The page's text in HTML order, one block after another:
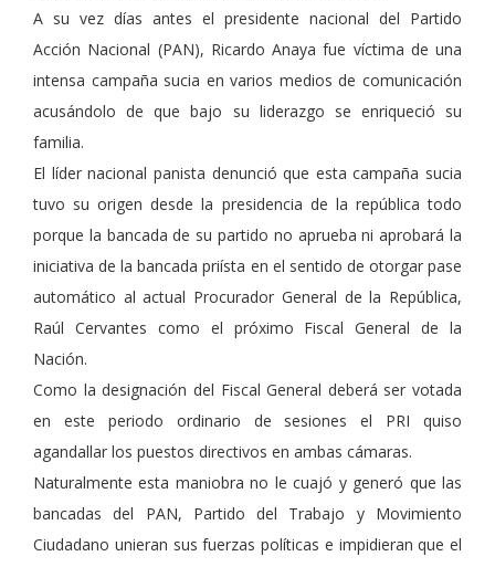
A su vez días antes el presidente nacional del Partido
Acción Nacional (PAN), Ricardo Anaya fue víctima de una
intensa campaña sucia en varios medios de comunicación
acusándolo de que bajo su liderazgo se enriqueció su
familia.
El líder nacional panista denunció que esta campaña sucia
tuvo su origen desde la presidencia de la república todo
porque la bancada de su partido no aprueba ni aprobará la
iniciativa de la bancada priísta en el sentido de otorgar pase
automático al actual Procurador General de la República,
Raúl Cervantes como el próximo Fiscal General de la
Nación.
Como la designación del Fiscal General deberá ser votada
en este periodo ordinario de sesiones el PRI quiso
agandallar los puestos directivos en ambas cámaras.
Naturalmente esta maniobra no le cuajó y generó que las
bancadas del PAN, Partido del Trabajo y Movimiento
Ciudadano unieran sus fuerzas políticas e impidieran que el